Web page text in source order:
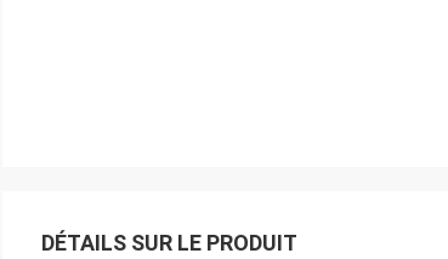
DÉTAILS SUR LE PRODUIT